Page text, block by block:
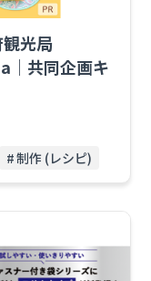
観光局
共同企画キ
制作 (レシピ)